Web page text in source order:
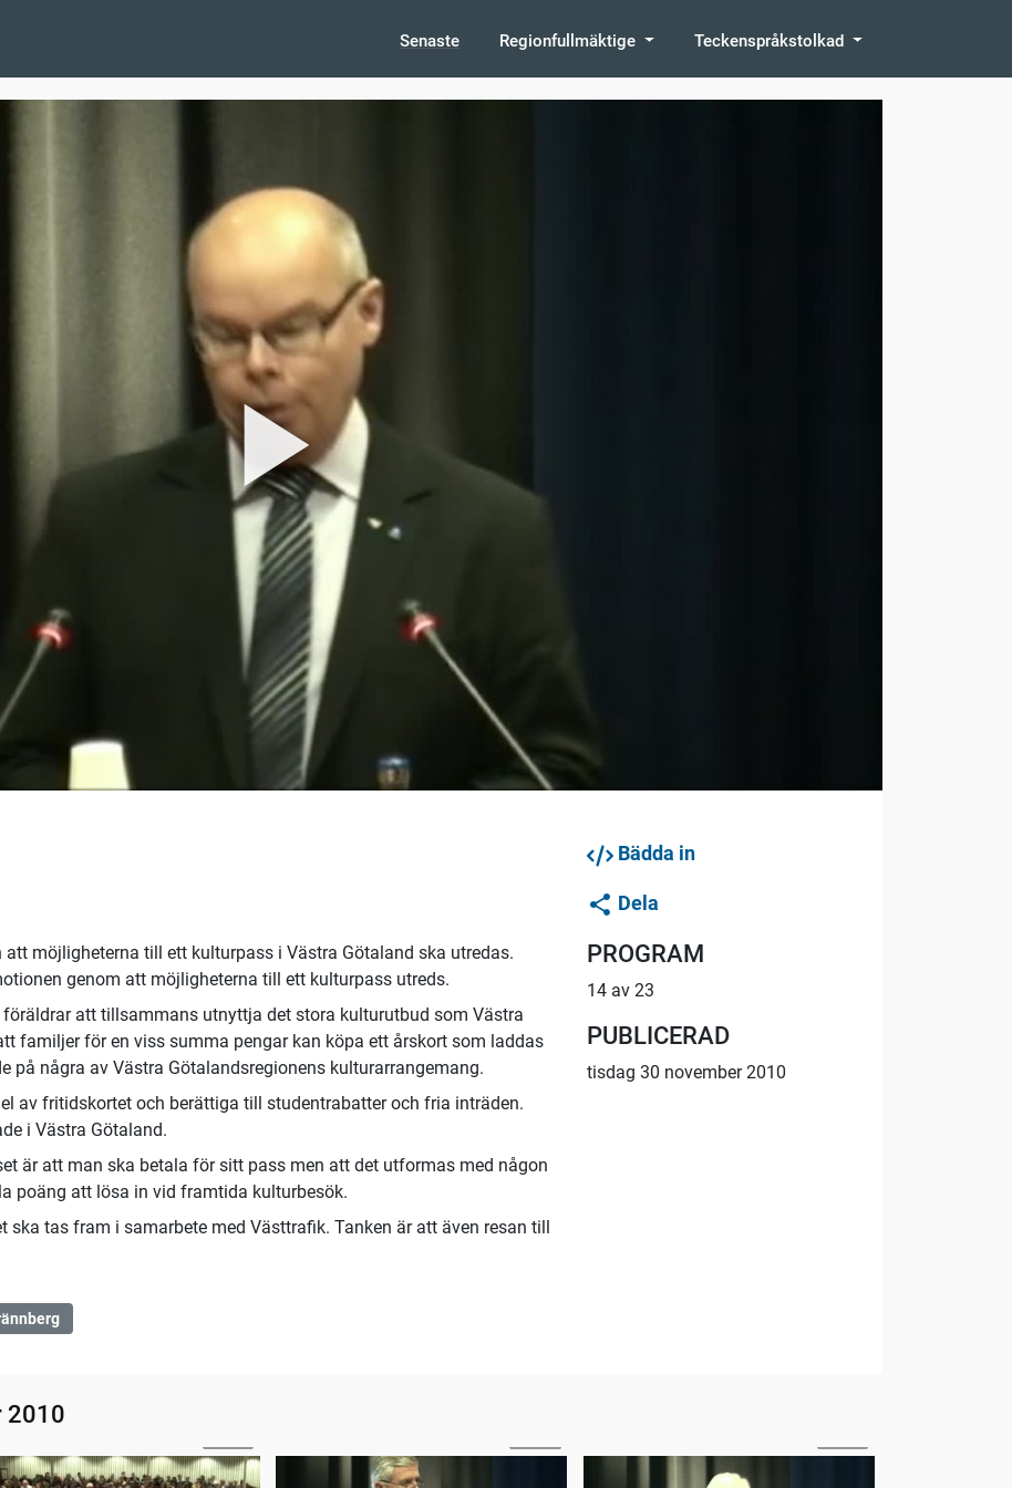
Senaste Regionfullmäktige Teckenspråkstolkad
möjligheterna till ett kulturpass i Västra Götaland ska utredas.
genom att möjligheterna till ett kulturpass utreds.
att tillsammans utnyttja det stora kulturutbud som Västra
familjer för en viss summa pengar kan köpa ett årskort som laddas
på några av Västra Götalandsregionens kulturarrangemang.
av fritidskortet och berättiga till studentrabatter och fria inträden.
i Västra Götaland.
är att man ska betala för sitt pass men att det utformas med någon
poäng att lösa in vid framtida kulturbesök.
ska tas fram i samarbete med Västtrafik. Tanken är att även resan till
Bädda in
Dela
PROGRAM
14 av 23
PUBLICERAD
tisdag 30 november 2010
2010
Frågestund